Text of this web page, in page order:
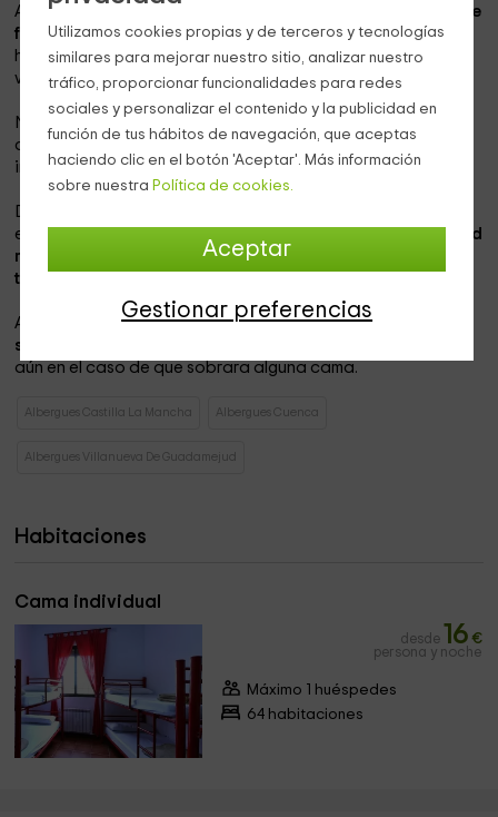
Utilizamos cookies propias y de terceros y tecnologías
similares para mejorar nuestro sitio, analizar nuestro
tráfico, proporcionar funcionalidades para redes
sociales y personalizar el contenido y la publicidad en
función de tus hábitos de navegación, que aceptas
haciendo clic en el botón 'Aceptar'. Más información
sobre nuestra Política de cookies.
Aceptar
Gestionar preferencias
Así como material deportivo para utilizar en las
canchas de
fútbol y baloncestocon las que contamos. Y para cuando
haga buen tiempo tenemosuna piscinaen la que hay un
vigilante/socorrista privado.
Nosotros mismos y un grupo de monitores realizamos gran
cantidad de actividades y talleres. Así que si estás
interesado no dudes en consultarnos.
Durante la
extiende desde el mes de octubre hasta abril, la
capacidad
mínima para grupos
es de20 personas.
temporada no solicitamos un mínimo.
Además, si sois un grupo, siempreintentaremos que estéis
solos en la habitación,
aún en el caso de que sobrara alguna cama.
Albergues Castilla La Mancha Albergues Cuenca
Albergues Villanueva De Guadamejud
Habitaciones
Cama individual
desde 16 €
persona y noche
Máximo 1 huéspedes
64 habitaciones